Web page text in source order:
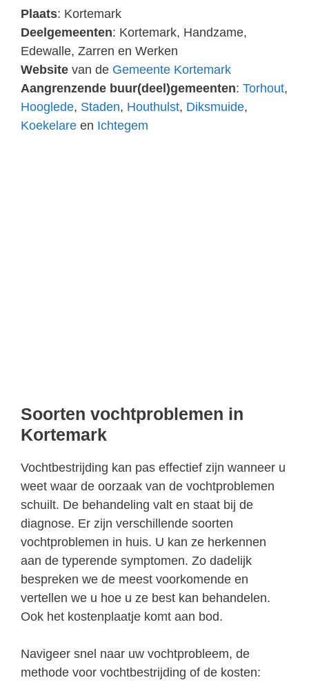
Plaats: Kortemark
Deelgemeenten: Kortemark, Handzame,
Edewalle, Zarren en Werken
Website van de Gemeente Kortemark
Aangrenzende buur(deel)gemeenten: Torhout,
Hooglede, Staden, Houthulst, Diksmuide,
Koekelare en Ichtegem
Soorten vochtproblemen in
Kortemark
Vochtbestrijding kan pas effectief zijn wanneer u
weet waar de oorzaak van de vochtproblemen
schuilt. De behandeling valt en staat bij de
diagnose. Er zijn verschillende soorten
vochtproblemen in huis. U kan ze herkennen
aan de typerende symptomen. Zo dadelijk
bespreken we de meest voorkomende en
vertellen we u hoe u ze best kan behandelen.
Ook het kostenplaatje komt aan bod.
Navigeer snel naar uw vochtprobleem, de
methode voor vochtbestrijding of de kosten: